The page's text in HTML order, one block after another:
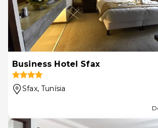
Business Hotel Sfax
Sfax, Tunísia